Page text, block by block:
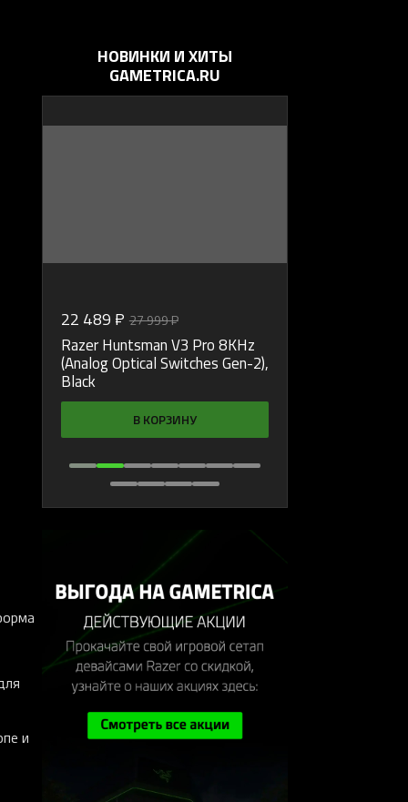
и
НОВИНКИ И ХИТЫ
GAMETRICA.RU
22 489 ₽ 27 999 ₽
Razer Huntsman V3 Pro 8KHz
(Analog Optical Switches Gen-2),
Black
В КОРЗИНУ